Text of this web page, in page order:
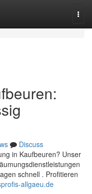
Discuss
in Kaufbeuren? Unser
schnell . Profitieren
allgaeu.de